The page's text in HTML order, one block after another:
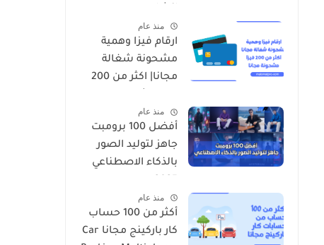
banana
منذ عام
ارقام فيزا وهمية
مشحونة شغالة
مجانا| اكثر من 200
منذ عام
أفضل 100 برومبت
جاهز لتوليد الصور
بالذكاء الاصطناعي
منذ عام
أكثر من 100 حساب
كار باركينج مجانا Car